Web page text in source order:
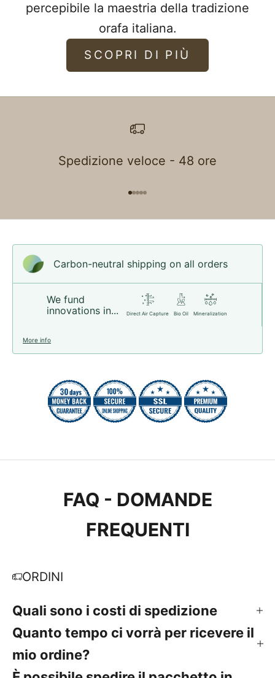
percepibile la maestria della tradizione
orafa italiana.
SCOPRI DI PIÙ
Spedizione veloce - 48 ore
Carbon-neutral shipping on all orders
We fund
innovations in...
Direct Air Capture Bio Oil Mineralization
More info
FAQ - DOMANDE
FREQUENTI
ORDINI
Quali sono i costi di spedizione
Quanto tempo ci vorrà per ricevere il
mio ordine?